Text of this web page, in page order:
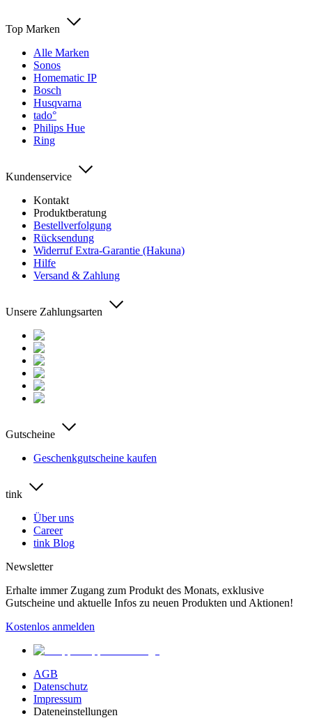
Top Marken
Alle Marken
Sonos
Homematic IP
Bosch
Husqvarna
tado°
Philips Hue
Ring
Kundenservice
Kontakt
Produktberatung
Bestellverfolgung
Rücksendung
Widerruf Extra-Garantie (Hakuna)
Hilfe
Versand & Zahlung
Unsere Zahlungsarten
Gutscheine
Geschenkgutscheine kaufen
tink
Über uns
Career
tink Blog
Newsletter
Erhalte immer Zugang zum Produkt des Monats, exklusive
Gutscheine und aktuelle Infos zu neuen Produkten und Aktionen!
Kostenlos anmelden
AGB
Datenschutz
Impressum
Dateneinstellungen